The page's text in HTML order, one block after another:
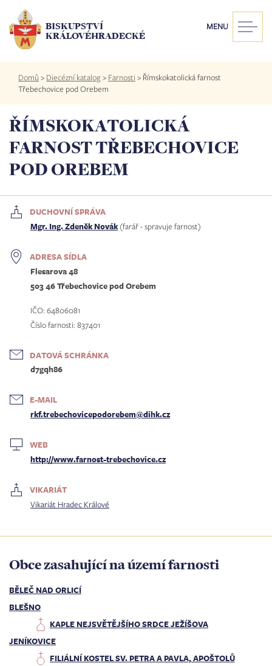
hlavnímu
obsahu
BISKUPSTVÍ
KRÁLOVÉHRADECKÉ
MENU
Drobečková
navigace
Domů > Diecézní katalog> Farnosti > Římskokatolická farnost
Třebechovice pod Orebem
ŘÍMSKOKATOLICKÁ
FARNOST TŘEBECHOVICE
POD OREBEM
DUCHOVNÍ SPRÁVA
Mgr. Ing. Zdeněk Novák(farář - spravuje farnost)
ADRESA SÍDLA
Flesarova 48
503 46 Třebechovice pod Orebem
IČO: 64806081
Číslo farnosti: 837401
DATOVÁ SCHRÁNKA
d7gqh86
E-MAIL
rkf.trebechovicepodorebem@dihk.cz
WEB
http://www.farnost-trebechovice.cz
VIKARIÁT
Vikariát Hradec Králové
Obce zasahující na území farnosti
BĚLEČ NAD ORLICÍ
BLEŠNO
KAPLE NEJSVĚTĚJŠÍHO SRDCE JEŽÍŠOVA
JENÍKOVICE
FILIÁLNÍ KOSTEL SV. PETRA A PAVLA, APOŠTOLŮ